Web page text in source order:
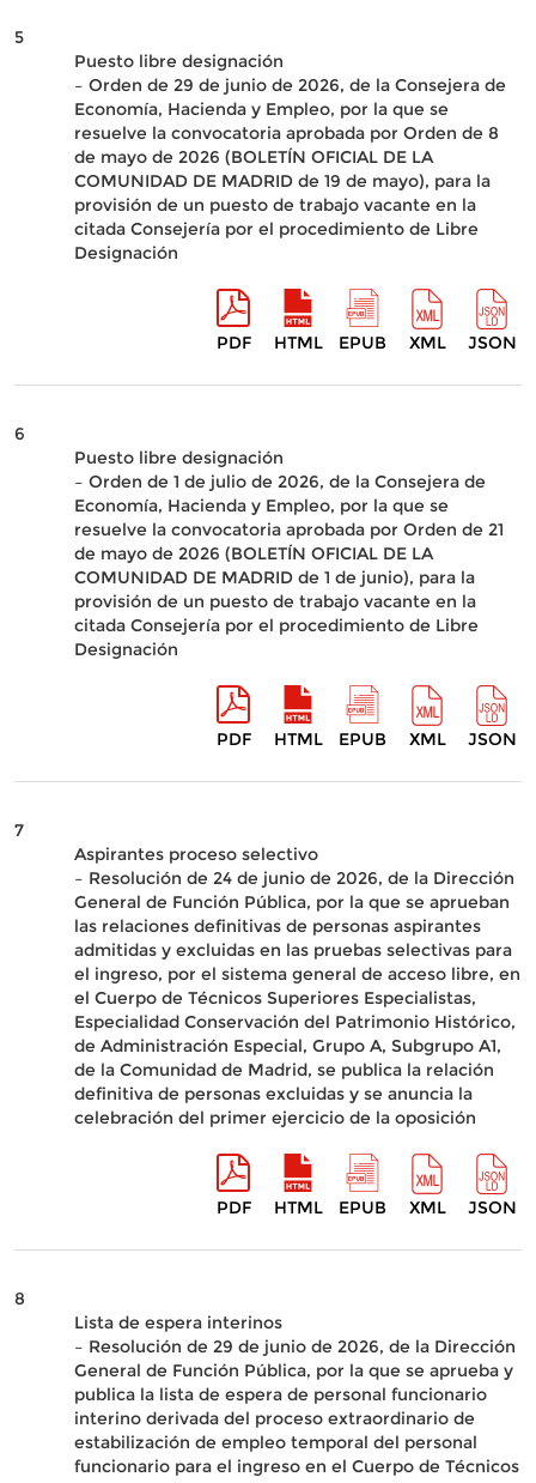
5
Puesto libre designación
– Orden de 29 de junio de 2026, de la Consejera de
Economía, Hacienda y Empleo, por la que se
resuelve la convocatoria aprobada por Orden de 8
de mayo de 2026 (BOLETÍN OFICIAL DE LA
COMUNIDAD DE MADRID de 19 de mayo), para la
provisión de un puesto de trabajo vacante en la
citada Consejería por el procedimiento de Libre
Designación
PDF HTML EPUB XML JSON
6
Puesto libre designación
– Orden de 1 de julio de 2026, de la Consejera de
Economía, Hacienda y Empleo, por la que se
resuelve la convocatoria aprobada por Orden de 21
de mayo de 2026 (BOLETÍN OFICIAL DE LA
COMUNIDAD DE MADRID de 1 de junio), para la
provisión de un puesto de trabajo vacante en la
citada Consejería por el procedimiento de Libre
Designación
PDF HTML EPUB XML JSON
7
Aspirantes proceso selectivo
– Resolución de 24 de junio de 2026, de la Dirección
General de Función Pública, por la que se aprueban
las relaciones definitivas de personas aspirantes
admitidas y excluidas en las pruebas selectivas para
el ingreso, por el sistema general de acceso libre, en
el Cuerpo de Técnicos Superiores Especialistas,
Especialidad Conservación del Patrimonio Histórico,
de Administración Especial, Grupo A, Subgrupo A1,
de la Comunidad de Madrid, se publica la relación
definitiva de personas excluidas y se anuncia la
celebración del primer ejercicio de la oposición
PDF HTML EPUB XML JSON
8
Lista de espera interinos
– Resolución de 29 de junio de 2026, de la Dirección
General de Función Pública, por la que se aprueba y
publica la lista de espera de personal funcionario
interino derivada del proceso extraordinario de
estabilización de empleo temporal del personal
funcionario para el ingreso en el Cuerpo de Técnicos